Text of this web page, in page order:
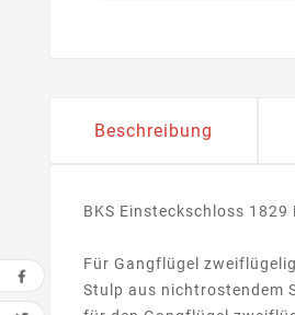
Beschreibung
BKS Einsteckschloss
Für Gangflügel
Stulp aus nichtrostendem